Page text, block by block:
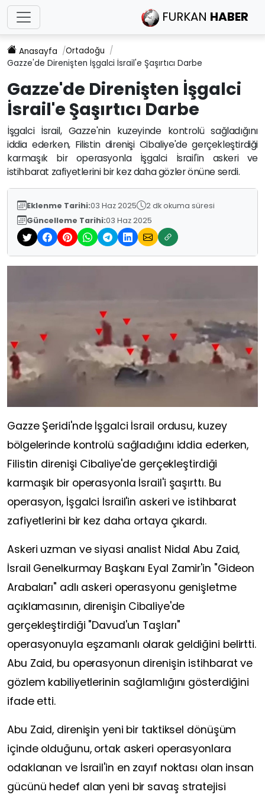
FURKAN HABER
Anasayfa
Ortadoğu
Gazze'de Direnişten İşgalci İsrail'e Şaşırtıcı Darbe
Gazze'de Direnişten İşgalci
İsrail'e Şaşırtıcı Darbe
İşgalci İsrail, Gazze'nin kuzeyinde kontrolü sağladığını
iddia ederken, Filistin direnişi Cibaliye'de gerçekleştirdiği
karmaşık bir operasyonla İşgalci İsrail'in askeri ve
istihbarat zafiyetlerini bir kez daha gözler önüne serdi.
Eklenme Tarihi:03 Haz 2025
2 dk okuma süresi
Güncelleme Tarihi:03 Haz 2025
Gazze Şeridi'nde İşgalci İsrail ordusu, kuzey
bölgelerinde kontrolü sağladığını iddia ederken,
Filistin direnişi Cibaliye'de gerçekleştirdiği
karmaşık bir operasyonla İsrail'i şaşırttı. Bu
operasyon, İşgalci İsrail'in askeri ve istihbarat
zafiyetlerini bir kez daha ortaya çıkardı.
Askeri uzman ve siyasi analist Nidal Abu Zaid,
İsrail Genelkurmay Başkanı Eyal Zamir'in "Gideon
Arabaları" adlı askeri operasyonu genişletme
açıklamasının, direnişin Cibaliye'de
gerçekleştirdiği "Davud'un Taşları"
operasyonuyla eşzamanlı olarak geldiğini belirtti.
Abu Zaid, bu operasyonun direnişin istihbarat ve
gözlem kabiliyetlerinin sağlamlığını gösterdiğini
ifade etti.
Abu Zaid, direnişin yeni bir taktiksel dönüşüm
içinde olduğunu, ortak askeri operasyonlara
odaklanan ve İsrail'in en zayıf noktası olan insan
gücünü hedef alan yeni bir savaş stratejisi